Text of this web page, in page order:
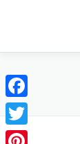
Facebook
Twitter